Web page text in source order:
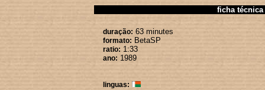
ficha técnica
duração: 63 minutes
formato: BetaSP
ratio: 1:33
ano: 1989
linguas: